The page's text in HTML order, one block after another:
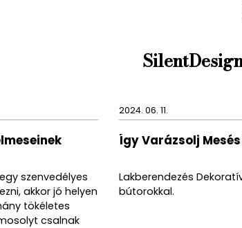
szenvedélyes
akkor jó helyen
tökéletes
csalnak
2024. 06. 11.
Így Varázsolj
Lakberendezés
bútorokkal.